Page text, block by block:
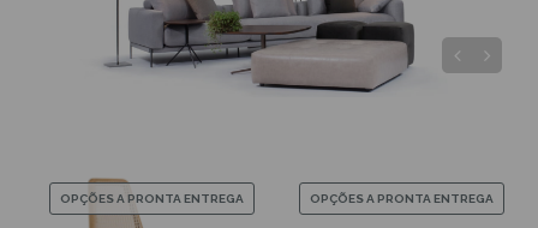
OPÇÕES A PRONTA ENTREGA OPÇÕES A PRONTA ENTREGA